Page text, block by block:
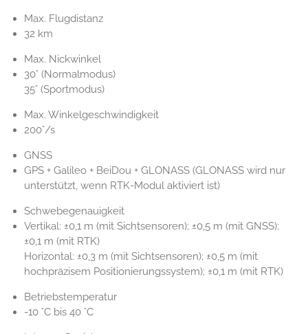
Max. Flugdistanz
32 km
Max. Nickwinkel
30° (Normalmodus)
35° (Sportmodus)
Max. Winkelgeschwindigkeit
200°/s
GNSS
GPS + Galileo + BeiDou + GLONASS (GLONASS wird nur
unterstützt, wenn RTK-Modul aktiviert ist)
Schwebegenauigkeit
Vertikal: ±0,1 m (mit Sichtsensoren); ±0,5 m (mit GNSS);
±0,1 m (mit RTK)
Horizontal: ±0,3 m (mit Sichtsensoren); ±0,5 m (mit
hochpräzisem Positionierungssystem); ±0,1 m (mit RTK)
Betriebstemperatur
-10 °C bis 40 °C